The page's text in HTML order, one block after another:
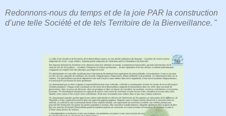
Redonnons-nous du temps et de la joie PAR la construction
d’une telle Société et de tels Territoire de la Bienveillance. "